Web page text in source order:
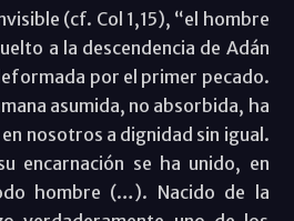
(cf. Col 1,15), “el hombre
a la descendencia de Adán
por el primer pecado.
asumida, no absorbida, ha
nosotros a dignidad sin igual.
encarnación se ha unido, en
hombre (…). Nacido de la